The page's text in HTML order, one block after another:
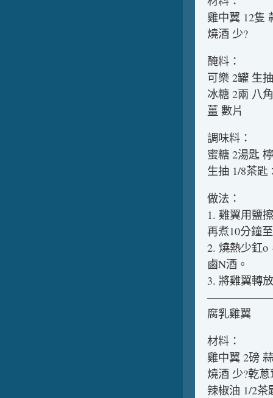
雞中翼 12隻
燒酒 少?
醃料：
可樂 2罐 生
冰糖 2兩 八
薑 數片
調味料：
蜜糖 2湯匙
生抽 1/8茶匙
做法：
1. 雞翼用鹽
再煮10分鐘
2. 燒熱少釭o
鹵N酒。
3. 將雞翼轉
腐乳雞翼
材料：
雞中翼 2磅
燒酒 少?乾
辣椒油 1/2茶